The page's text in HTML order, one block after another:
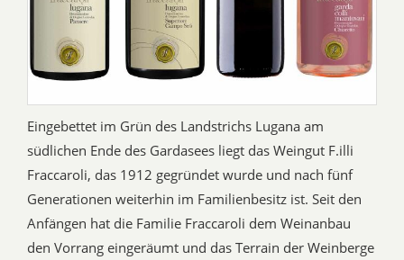
Eingebettet im Grün des Landstrichs Lugana am
südlichen Ende des Gardasees liegt das Weingut F.illi
Fraccaroli, das 1912 gegründet wurde und nach fünf
Generationen weiterhin im Familienbesitz ist. Seit den
Anfängen hat die Familie Fraccaroli dem Weinanbau
den Vorrang eingeräumt und das Terrain der Weinberge